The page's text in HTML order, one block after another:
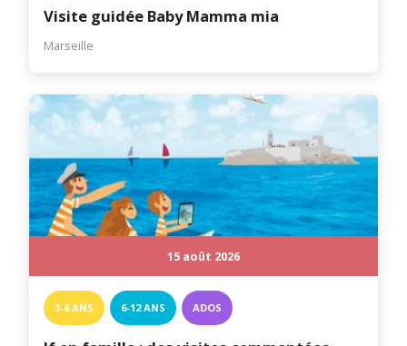
Visite guidée Baby Mamma mia
Marseille
15 août 2026
3-6 ANS 6-12 ANS ADOS